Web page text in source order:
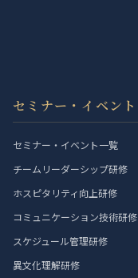
セミナー・イベント
セミナー・イベント一覧
チームリーダーシップ研修
ホスピタリティ向上研修
コミュニケーション技術研修
スケジュール管理研修
異文化理解研修